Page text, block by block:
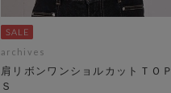
archives
肩リボンワンショルカットＴＯＰ
Ｓ